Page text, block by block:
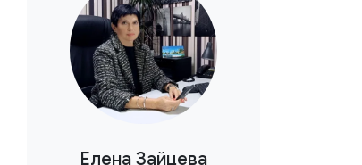
Елена Зайцева